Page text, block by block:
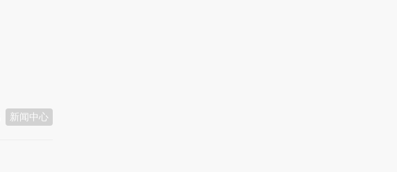
新闻中心